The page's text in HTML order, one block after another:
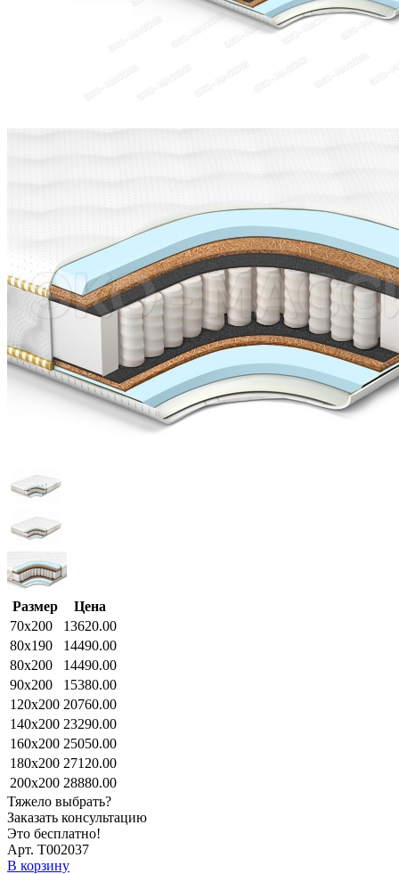
Размер
Цена
70x200
13620.00
80x190
14490.00
80x200
14490.00
90x200
15380.00
120x200 20760.00
140x200 23290.00
160x200 25050.00
180x200 27120.00
200x200 28880.00
Тяжело выбрать?
Заказать консультацию
Это бесплатно!
Арт. Т002037
В корзину